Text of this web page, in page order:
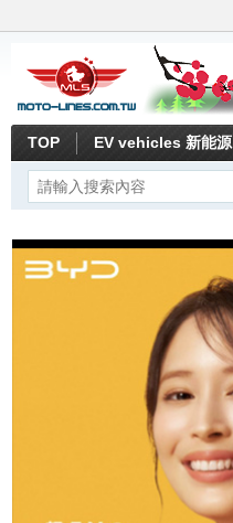
TOP EV vehicles 新能源